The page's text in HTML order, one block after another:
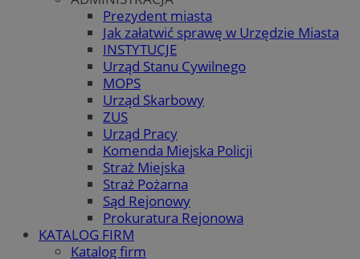
Prezydent miasta
Jak załatwić sprawę w Urzędzie Miasta
INSTYTUCJE
Urząd Stanu Cywilnego
MOPS
Urząd Skarbowy
ZUS
Urząd Pracy
Komenda Miejska Policji
Straż Miejska
Straż Pożarna
Sąd Rejonowy
Prokuratura Rejonowa
KATALOG FIRM
Katalog firm